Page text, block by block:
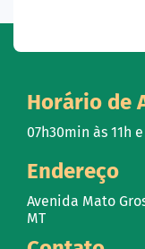
Horário de
07h30min às 11h
Endereço
Avenida Mato
MT